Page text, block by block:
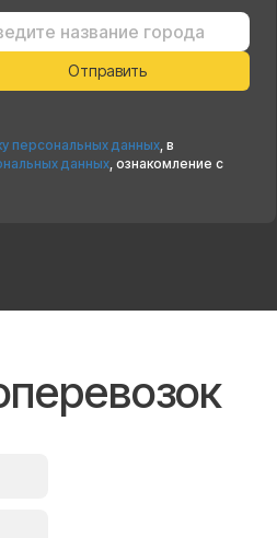
персональных данных, в
данных, ознакомление с